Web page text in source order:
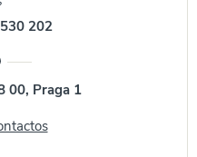
202
00, Praga 1